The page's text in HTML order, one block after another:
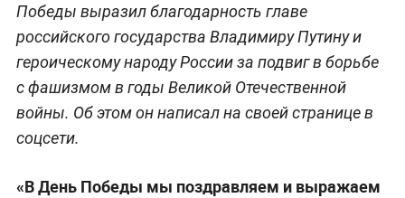
Победы выразил благодарность главе
российского государства Владимиру Путину и
героическому народу России за подвиг в борьбе
с фашизмом в годы Великой Отечественной
войны. Об этом он написал на своей странице в
соцсети.
«В День Победы мы поздравляем и выражаем